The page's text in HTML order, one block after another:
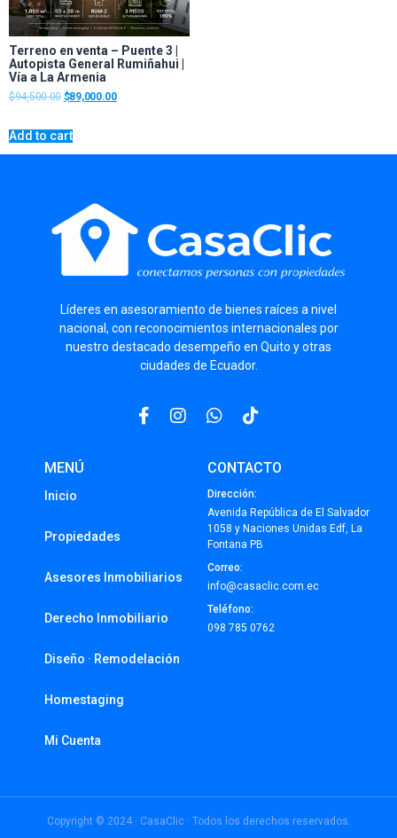
Terreno en venta – Puente 3 |
Autopista General Rumiñahui |
Vía a La Armenia
$94,500.00 $89,000.00
Add to cart
Líderes en asesoramiento de bienes raíces a nivel
nacional, con reconocimientos internacionales por
nuestro destacado desempeño en Quito y otras
ciudades de Ecuador.
MENÚ
Inicio
Propiedades
Asesores Inmobiliarios
Derecho Inmobiliario
Diseño · Remodelación
Homestaging
Mi Cuenta
CONTACTO
Dirección:
Avenida República de El Salvador
1058 y Naciones Unidas Edf, La
Fontana PB
Correo:
info@casaclic.com.ec
Teléfono:
098 785 0762
Copyright © 2024 · CasaClic · Todos los derechos reservados.